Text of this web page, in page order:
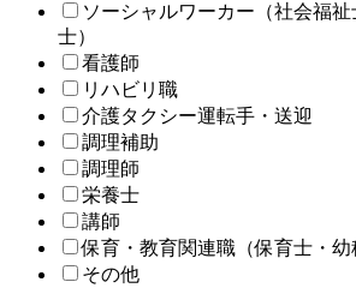
ソーシャルワーカー（社会福
士）
看護師
リハビリ職
介護タクシー運転手・送迎
調理補助
調理師
栄養士
講師
保育・教育関連職（保育士・幼
その他